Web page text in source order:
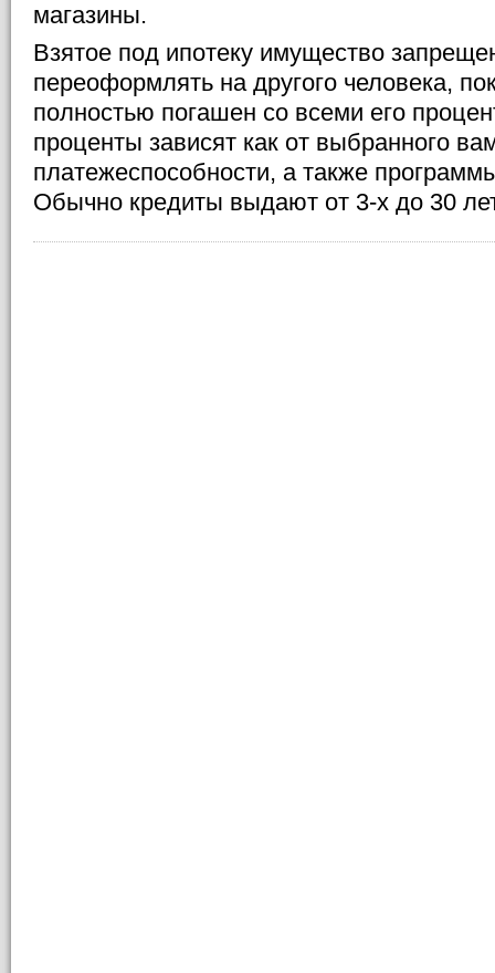
магазины.
Взятое под ипотеку имущество
переоформлять на другого человека,
полностью погашен со всеми его
проценты зависят как от выбранного
платежеспособности, а также
Обычно кредиты выдают от 3-х до 30